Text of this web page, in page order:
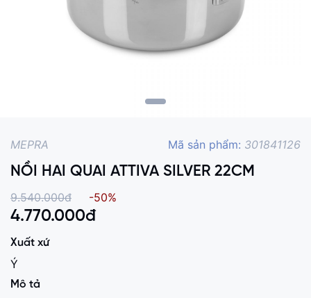
MEPRA Mã sản phẩm: 301841126
NỒI HAI QUAI ATTIVA SILVER 22CM
9.540.000đ -50%
4.770.000đ
Xuất xứ
Ý
Mô tả